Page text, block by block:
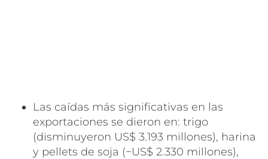
Las caídas más significativas en las
exportaciones se dieron en: trigo
(disminuyeron US$ 3.193 millones), harina
y pellets de soja (−US$ 2.330 millones),